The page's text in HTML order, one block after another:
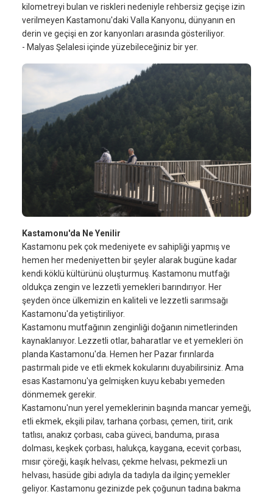
kilometreyi bulan ve riskleri nedeniyle rehbersiz geçişe izin
verilmeyen Kastamonu'daki Valla Kanyonu, dünyanın en
derin ve geçişi en zor kanyonları arasında gösteriliyor.
- Malyas Şelalesi içinde yüzebileceğiniz bir yer.
Kastamonu'da Ne Yenilir
Kastamonu pek çok medeniyete ev sahipliği yapmış ve
hemen her medeniyetten bir şeyler alarak bugüne kadar
kendi köklü kültürünü oluşturmuş. Kastamonu mutfağı
oldukça zengin ve lezzetli yemekleri barındırıyor. Her
şeyden önce ülkemizin en kaliteli ve lezzetli sarımsağı
Kastamonu'da yetiştiriliyor.
Kastamonu mutfağının zenginliği doğanın nimetlerinden
kaynaklanıyor. Lezzetli otlar, baharatlar ve et yemekleri ön
planda Kastamonu'da. Hemen her Pazar fırınlarda
pastırmalı pide ve etli ekmek kokularını duyabilirsiniz. Ama
esas Kastamonu'ya gelmişken kuyu kebabı yemeden
dönmemek gerekir.
Kastamonu'nun yerel yemeklerinin başında mancar yemeği,
etli ekmek, ekşili pilav, tarhana çorbası, çemen, tirit, cırık
tatlısı, anakız çorbası, caba güveci, banduma, pırasa
dolması, keşkek çorbası, halukça, kaygana, ecevit çorbası,
mısır çöreği, kaşık helvası, çekme helvası, pekmezli un
helvası, hasüde gibi adıyla da tadıyla da ilginç yemekler
geliyor. Kastamonu gezinizde pek çoğunun tadına bakma